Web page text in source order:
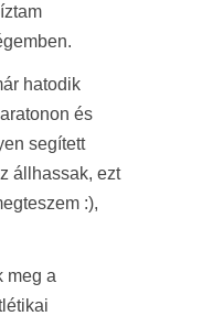
hatodik
és
segített
állhassak, ezt
:),
meg a